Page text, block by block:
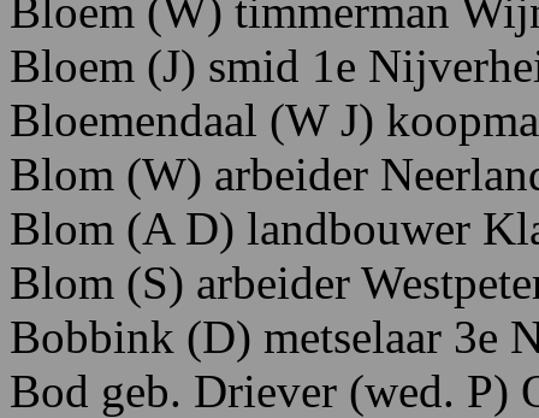
Bloem (W) timmerman
Bloem (J) smid 1e
Bloemendaal (W J)
Blom (W) arbeider
Blom (A D) landbouwer K
Blom (S) arbeider
Bobbink (D) metselaar 3e
Bod geb. Driever (wed. P)